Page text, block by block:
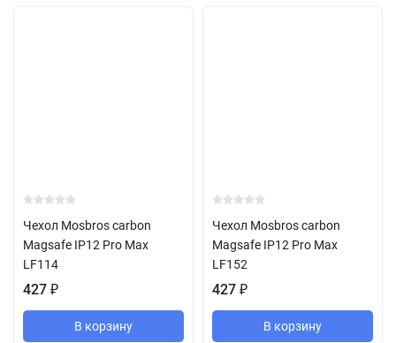
Чехол Mosbros carbon
Magsafe IP12 Pro Max
LF114
427 ₽
В корзину
Чехол Mosbros carbon
Magsafe IP12 Pro Max
LF152
427 ₽
В корзину